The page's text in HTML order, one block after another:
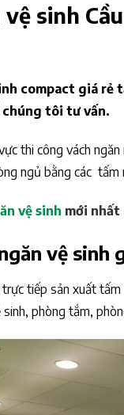
sinh
compact giá rẻ
chúng tôi tư vấn.
thi công vách
ngủ bằng các
vệ sinh mới nhất
vệ sinh
tiếp sản xuất
phòng tắm,